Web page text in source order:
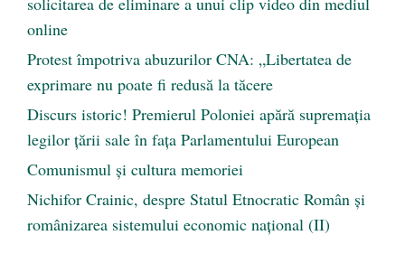
online
Protest împotriva abuzurilor CNA: „Libertatea de
exprimare nu poate fi redusă la tăcere
Discurs istoric! Premierul Poloniei apără supremația
legilor țării sale în fața Parlamentului European
Comunismul şi cultura memoriei
Nichifor Crainic, despre Statul Etnocratic Român şi
românizarea sistemului economic naţional (II)